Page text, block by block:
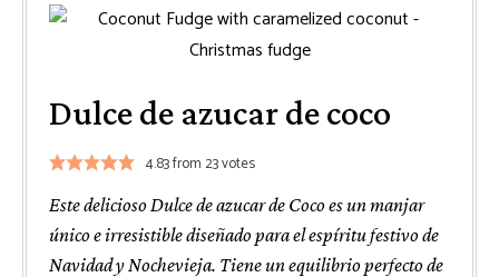
Dulce de azucar de coco
4.83from 23votes
Este delicioso Dulce de azucar de Coco es un manjar
único e irresistible diseñado para el espíritu festivo de
Navidad y Nochevieja. Tiene un equilibrio perfecto de